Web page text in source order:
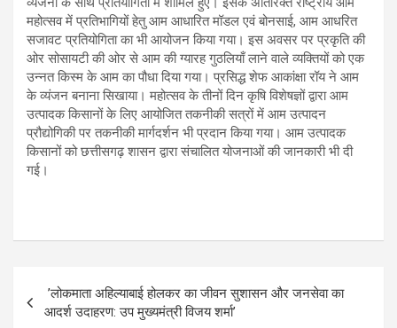
महोत्सव में प्रतिभागियों हेतु आम आधारित मॉडल एवं बोनसाई, आम आधरित
सजावट प्रतियोगिता का भी आयोजन किया गया। इस अवसर पर प्रकृति की
ओर सोसायटी की ओर से आम की ग्यारह गुठलियाँ लाने वाले व्यक्तियों को एक
उन्नत किस्म के आम का पौधा दिया गया। प्रसिद्ध शेफ आकांक्षा रॉय ने आम
के व्यंजन बनाना सिखाया। महोत्सव के तीनों दिन कृषि विशेषज्ञों द्वारा आम
उत्पादक किसानों के लिए आयोजित तकनीकी सत्रों में आम उत्पादन
प्रौद्योगिकी पर तकनीकी मार्गदर्शन भी प्रदान किया गया। आम उत्पादक
किसानों को छत्तीसगढ़ शासन द्वारा संचालित योजनाओं की जानकारी भी दी
गई।
Post
navigation
’लोकमाता अहिल्याबाई होलकर का जीवन सुशासन और जनसेवा का
आदर्श उदाहरण: उप मुख्यमंत्री विजय शर्मा’